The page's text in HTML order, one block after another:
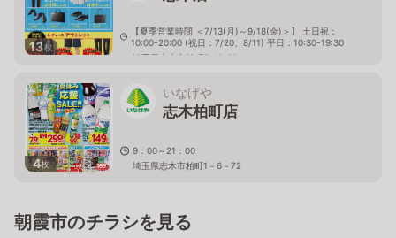
13枚
【夏季営業時間 ＜7/13(月)～9/18(金)＞】 土日祝：
10:00-20:00 (祝日：7/20、8/11) 平日：10:30-19:30
埼玉県志木市柏町5-12-32
4枚
いなげや
志木柏町店
9：00～21：00
埼玉県志木市柏町1－6－72
朝霞市のチラシを見る